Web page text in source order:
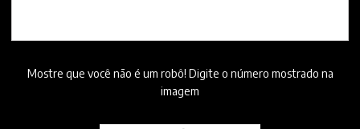
Mostre que você não é um robô! Digite o número mostrado na
imagem